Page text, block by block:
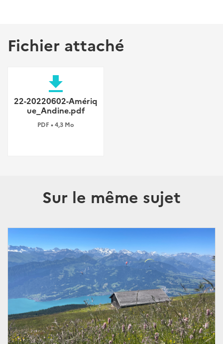
Fichier attaché
file_download
22-20220602-Amériq
ue_Andine.pdf
PDF • 4,3 Mo
Sur le même sujet